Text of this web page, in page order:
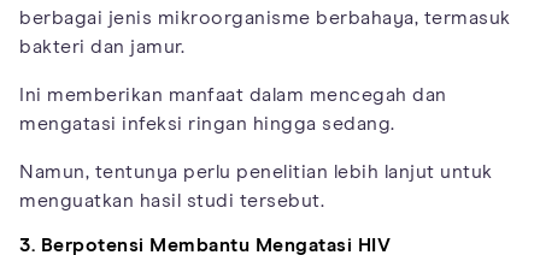
berbagai jenis mikroorganisme berbahaya, termasuk
bakteri dan jamur.
Ini memberikan manfaat dalam mencegah dan
mengatasi infeksi ringan hingga sedang.
Namun, tentunya perlu penelitian lebih lanjut untuk
menguatkan hasil studi tersebut.
3. Berpotensi Membantu Mengatasi HIV